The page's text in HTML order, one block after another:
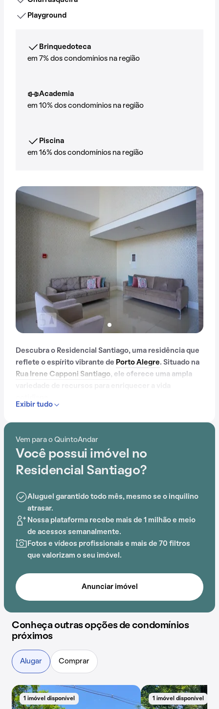
Playground
Brinquedoteca
em 7% dos condomínios na região
Academia
em 10% dos condomínios na região
Piscina
em 16% dos condomínios na região
Descubra o Residencial Santiago, uma residência que
reflete o espírito vibrante de Porto Alegre. Situado na
Rua Irene Capponi Santiago, ele oferece uma ampla
Com portaria 24 horas, elevador, academia, piscina,
brinquedoteca, o Residencial Santiago é ideal para
quem busca conforto e entretenimento.
Integradas São Judas Tadeu (SJT) e UpTime Escola de
Idiomas adiciona praticidade a essa experiência.
Exibir tudo
Vem para o QuintoAndar
Você possui imóvel no
Residencial Santiago?
Aluguel garantido todo mês, mesmo se o inquilino
atrasar.
Nossa plataforma recebe mais de 1 milhão e meio
de acessos semanalmente.
Fotos e vídeos profissionais e mais de 70 filtros
que valorizam o seu imóvel.
Anunciar imóvel
Conheça outras opções de condomínios
próximos
Alugar Comprar
1 imóvel disponível 1 imóvel disponível